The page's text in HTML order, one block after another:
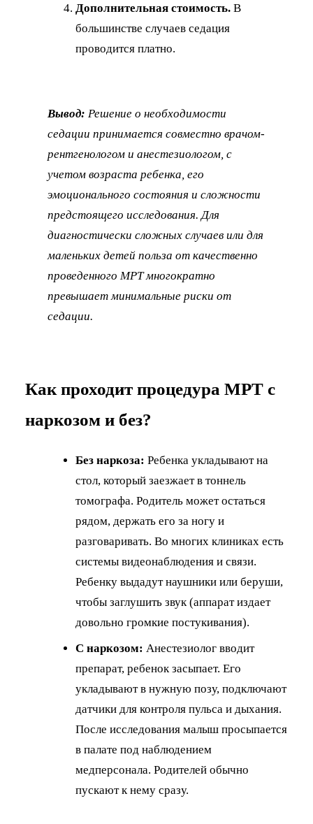
Дополнительная стоимость. В
большинстве случаев седация
проводится платно.
Вывод: Решение о необходимости
седации принимается совместно врачом-
рентгенологом и анестезиологом, с
учетом возраста ребенка, его
эмоционального состояния и сложности
предстоящего исследования. Для
диагностически сложных случаев или для
маленьких детей польза от качественно
проведенного МРТ многократно
превышает минимальные риски от
седации.
Как проходит процедура МРТ с
наркозом и без?
Без наркоза: Ребенка укладывают на
стол, который заезжает в тоннель
томографа. Родитель может остаться
рядом, держать его за ногу и
разговаривать. Во многих клиниках есть
системы видеонаблюдения и связи.
Ребенку выдадут наушники или беруши,
чтобы заглушить звук (аппарат издает
довольно громкие постукивания).
С наркозом: Анестезиолог вводит
препарат, ребенок засыпает. Его
укладывают в нужную позу, подключают
датчики для контроля пульса и дыхания.
После исследования малыш просыпается
в палате под наблюдением
медперсонала. Родителей обычно
пускают к нему сразу.